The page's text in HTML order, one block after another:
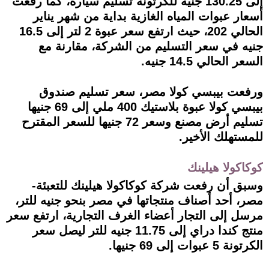
أسعار عبوات المياه الغازية بداية من شهر يناير
الحالي 202، حيث ارتفع سعر عبوة 2 لتر إلى 16.5
جنيه في سعر التسليم من الشركة، مقارنة مع
السعر الحالي 14.5 جنيه.
ورفعت بيبسي كولا مصر، سعر تسليم صندوق
بيبسي كولا عبوة بلاستيك 400 ملي إلى 69 جنيها
تسليم أرض مصنع وسعر 72 جنيها للسعر المقترح
للمستهلك الأخير.
كوكاكولا هيلينك
وسبق أن رفعت شركة كوكاكولا هيلينك للتعبئة-
مصر، أحد أصناف منتجاتها في مصر بنحو جنيه للتر،
مرسل إلى التجار أعضاء الغرف التجارية، ارتفع سعر
منتج كندا دراي إلى 11.75 جنيه للتر ليصل سعر
الكرتونة 5 عبوات إلى 69 جنيها.